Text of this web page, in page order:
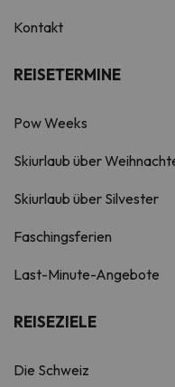
Kontakt
REISETERMINE
Pow Weeks
Skiurlaub über
Skiurlaub über Silvester
Faschingsferien
Last-Minute-Angebote
REISEZIELE
Die Schweiz